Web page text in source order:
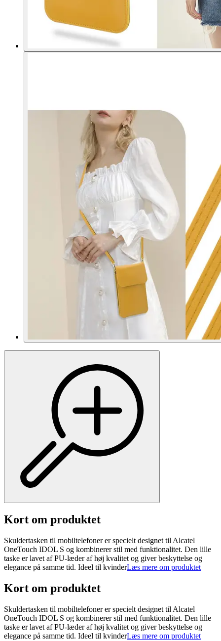
Kort om produktet
Skuldertasken til mobiltelefoner er specielt designet til Alcatel
OneTouch IDOL S og kombinerer stil med funktionalitet. Den lille
taske er lavet af PU-læder af høj kvalitet og giver beskyttelse og
elegance på samme tid. Ideel til kvinderLæs mere om produktet
Kort om produktet
Skuldertasken til mobiltelefoner er specielt designet til Alcatel
OneTouch IDOL S og kombinerer stil med funktionalitet. Den lille
taske er lavet af PU-læder af høj kvalitet og giver beskyttelse og
elegance på samme tid. Ideel til kvinderLæs mere om produktet